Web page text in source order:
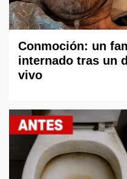
Conmoción: un
internado tras un
vivo